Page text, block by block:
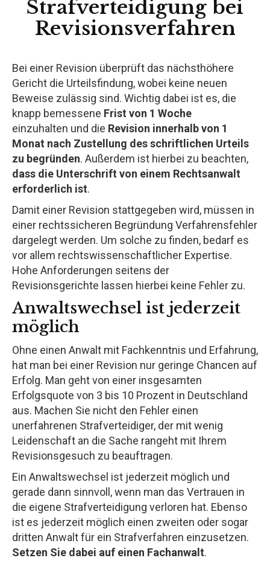
Strafverteidigung bei
Revisionsverfahren
Bei einer Revision überprüft das nächsthöhere
Gericht die Urteilsfindung, wobei keine neuen
Beweise zulässig sind. Wichtig dabei ist es, die
knapp bemessene Frist von 1 Woche
einzuhalten und die Revision innerhalb von 1
Monat nach Zustellung des schriftlichen Urteils
zu begründen. Außerdem ist hierbei zu beachten,
dass die Unterschrift von einem Rechtsanwalt
erforderlich ist.
Damit einer Revision stattgegeben wird, müssen in
einer rechtssicheren Begründung Verfahrensfehler
dargelegt werden. Um solche zu finden, bedarf es
vor allem rechtswissenschaftlicher Expertise.
Hohe Anforderungen seitens der
Revisionsgerichte lassen hierbei keine Fehler zu.
Anwaltswechsel ist jederzeit
möglich
Ohne einen Anwalt mit Fachkenntnis und Erfahrung,
hat man bei einer Revision nur geringe Chancen auf
Erfolg. Man geht von einer insgesamten
Erfolgsquote von 3 bis 10 Prozent in Deutschland
aus. Machen Sie nicht den Fehler einen
unerfahrenen Strafverteidiger, der mit wenig
Leidenschaft an die Sache rangeht mit Ihrem
Revisionsgesuch zu beauftragen.
Ein Anwaltswechsel ist jederzeit möglich und
gerade dann sinnvoll, wenn man das Vertrauen in
die eigene Strafverteidigung verloren hat. Ebenso
ist es jederzeit möglich einen zweiten oder sogar
dritten Anwalt für ein Strafverfahren einzusetzen.
Setzen Sie dabei auf einen Fachanwalt.